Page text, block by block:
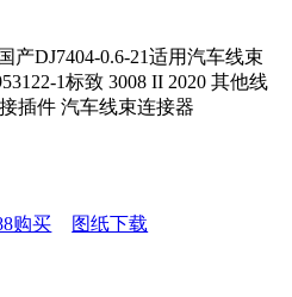
1标致 3008 II 2020 其他线
插件 汽车线束连接器
购买
图纸下载